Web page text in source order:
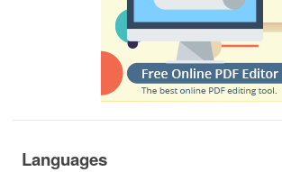
Languages